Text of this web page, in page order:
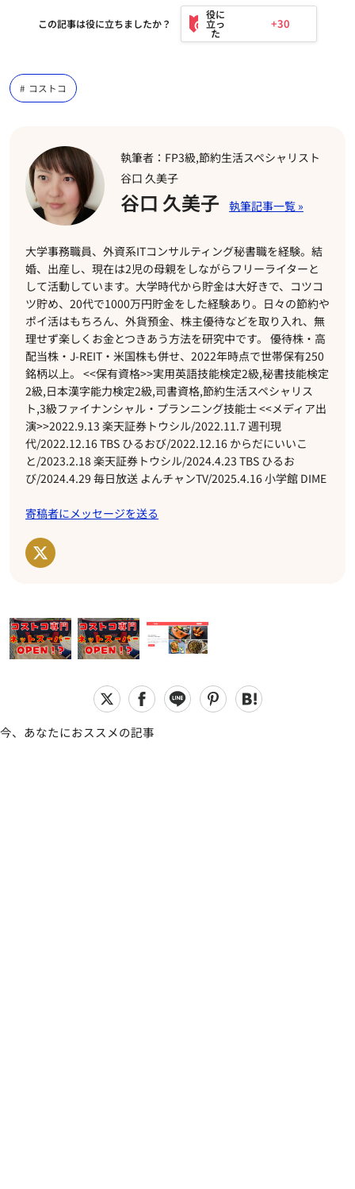
この記事は役に立ちましたか？ +30
コストコ
執筆者：FP3級,節約生活スペシャリスト
谷口 久美子
谷口 久美子
大学事務職員、外資系ITコンサルティング秘書職を経験。結
婚、出産し、現在は2児の母親をしながらフリーライターと
して活動しています。大学時代から貯金は大好きで、コツコ
ツ貯め、20代で1000万円貯金をした経験あり。日々の節約や
ポイ活はもちろん、外貨預金、株主優待などを取り入れ、無
理せず楽しくお金とつきあう方法を研究中です。 優待株・高
配当株・J-REIT・米国株も併せ、2022年時点で世帯保有250
銘柄以上。 <<保有資格>>実用英語技能検定2級,秘書技能検定
2級,日本漢字能力検定2級,司書資格,節約生活スペシャリス
ト,3級ファイナンシャル・プランニング技能士 <<メディア出
演>>2022.9.13 楽天証券トウシル/2022.11.7 週刊現
代/2022.12.16 TBS ひるおび/2022.12.16 からだにいいこ
と/2023.2.18 楽天証券トウシル/2024.4.23 TBS ひるお
び/2024.4.29 毎日放送 よんチャンTV/2025.4.16 小学館 DIME
寄稿者にメッセージを送る
今、あなたにおススメの記事